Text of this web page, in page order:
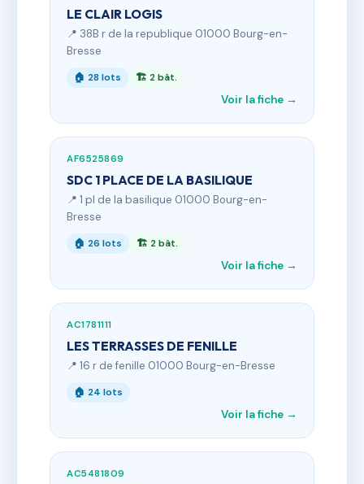
LE CLAIR LOGIS
📍 38B r de la republique 01000 Bourg-en-
Bresse
🏠 28 lots 🏗 2 bât.
Voir la fiche →
AF6525869
SDC 1 PLACE DE LA BASILIQUE
📍 1 pl de la basilique 01000 Bourg-en-
Bresse
🏠 26 lots 🏗 2 bât.
Voir la fiche →
AC1781111
LES TERRASSES DE FENILLE
📍 16 r de fenille 01000 Bourg-en-Bresse
🏠 24 lots
Voir la fiche →
AC5481809